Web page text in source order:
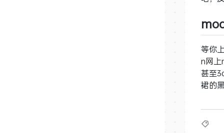
等你
n网上
甚至
裙的